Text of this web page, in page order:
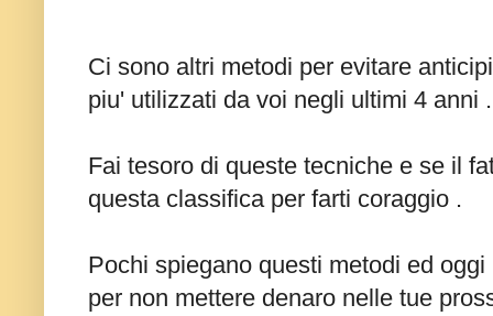
Ci sono altri metodi per evitare
piu' utilizzati da voi negli ultimi 4 anni .
Fai tesoro di queste tecniche e se il
questa classifica per farti coraggio .
Pochi spiegano questi metodi ed
per non mettere denaro nelle tue